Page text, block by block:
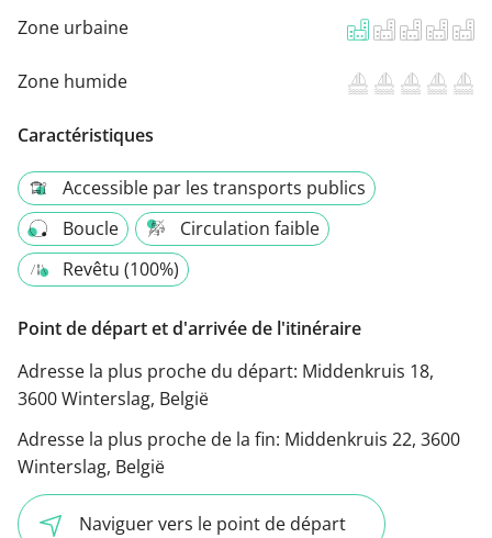
Zone urbaine
Zone humide
Caractéristiques
Accessible par les transports publics
Boucle
Circulation faible
Revêtu (100%)
Point de départ et d'arrivée de l'itinéraire
Adresse la plus proche du départ: Middenkruis 18,
3600 Winterslag, België
Adresse la plus proche de la fin: Middenkruis 22, 3600
Winterslag, België
Naviguer vers le point de départ